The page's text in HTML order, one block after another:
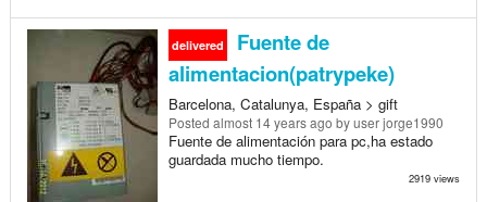
delivered
Fuente de
alimentacion(patrypeke)
Barcelona, Catalunya, España > gift
Posted almost 14 years ago by user jorge1990
Fuente de alimentación para pc,ha estado
guardada mucho tiempo.
2919 views